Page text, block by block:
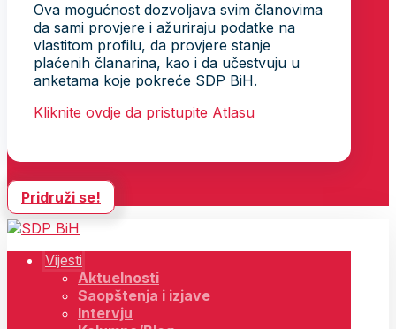
Ova mogućnost dozvoljava svim članovima
da sami provjere i ažuriraju podatke na
vlastitom profilu, da provjere stanje
plaćenih članarina, kao i da učestvuju u
anketama koje pokreće SDP BiH.
Kliknite ovdje da pristupite Atlasu
Pridruži se!
Vijesti
Aktuelnosti
Saopštenja i izjave
Intervju